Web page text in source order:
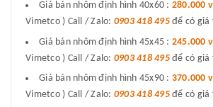
Giá bán nhôm định hình 40x60 : 280.000
Vimetco ) Call / Zalo: 0903 418 495để có giá
Giá bán nhôm định hình 45x45 : 245.000
Vimetco ) Call / Zalo: 0903 418 495 để có giá
Giá bán nhôm định hình 45x90 : 370.000
Vimetco ) Call / Zalo: 0903 418 495để có giá